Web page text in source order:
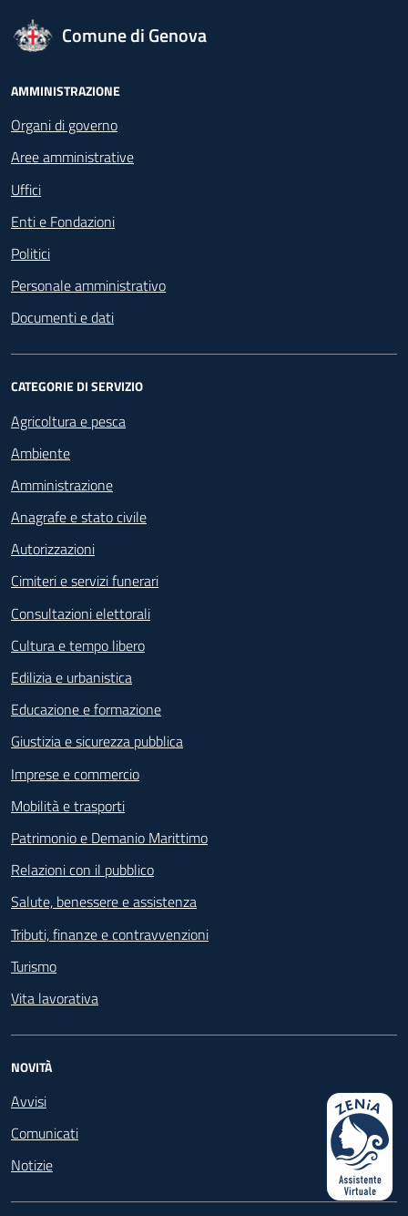
logo Unione Europea
Comune di Genova
Footer - Navigazione
AMMINISTRAZIONE
Organi di governo
Aree amministrative
Uffici
Enti e Fondazioni
Politici
Personale amministrativo
Documenti e dati
CATEGORIE DI SERVIZIO
Agricoltura e pesca
Ambiente
Amministrazione
Anagrafe e stato civile
Autorizzazioni
Cimiteri e servizi funerari
Consultazioni elettorali
Cultura e tempo libero
Edilizia e urbanistica
Educazione e formazione
Giustizia e sicurezza pubblica
Imprese e commercio
Mobilità e trasporti
Patrimonio e Demanio Marittimo
Relazioni con il pubblico
Salute, benessere e assistenza
Tributi, finanze e contravvenzioni
Turismo
Vita lavorativa
NOVITÀ
Avvisi
Comunicati
Notizie